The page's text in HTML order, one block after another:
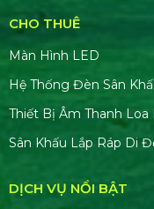
CHO THUÊ
Màn Hình LED
Hệ Thống Đèn Sân
Thiết Bị Âm Thanh Loa
Sân Khấu Lắp Ráp Di
DỊCH VỤ NỔI BẬT